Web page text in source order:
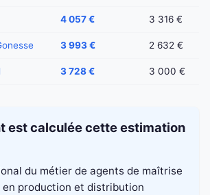
4 057 € 3 316 €
3 993 € 2 632 €
3 728 € 3 000 €
est calculée cette estimation
du métier de agents de maîtrise
production et distribution